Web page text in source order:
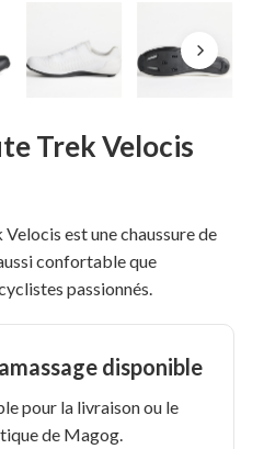
Trek Velocis
est une chaussure de
confortable que
passionnés.
disponible
pour la livraison ou le
de Magog.